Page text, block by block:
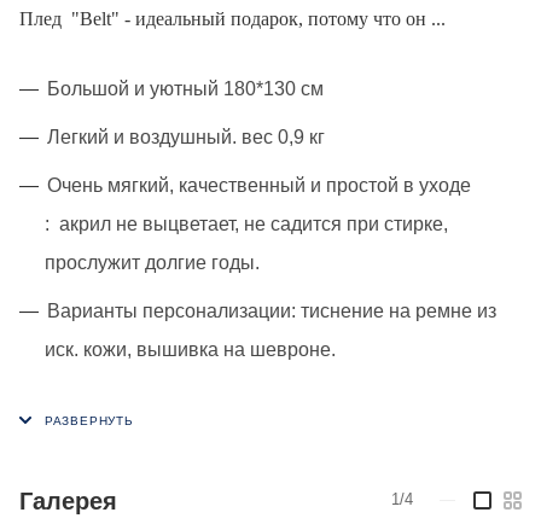
Плед "Belt" - идеальный подарок, потому что он ...
Большой и уютный 180*130 см
Легкий и воздушный. вес 0,9 кг
Очень мягкий, качественный и простой в уходе
: акрил не выцветает, не садится при стирке,
прослужит долгие годы.
Варианты персонализации: тиснение на ремне из
иск. кожи, вышивка на шевроне.
Галерея 1/4